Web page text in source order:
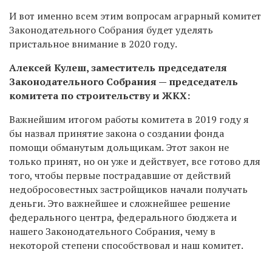
И вот именно всем этим вопросам аграрный комитет
Законодательного Собрания будет уделять
пристальное внимание в 2020 году.
Алексей Кулеш, заместитель председателя
Законодательного Собрания — председатель
комитета по строительству и ЖКХ:
Важнейшим итогом работы комитета в 2019 году я
бы назвал принятие закона о создании фонда
помощи обманутым дольщикам. Этот закон не
только принят, но он уже и действует, все готово для
того, чтобы первые пострадавшие от действий
недобросовестных застройщиков начали получать
деньги. Это важнейшее и сложнейшее решение
федерального центра, федерального бюджета и
нашего Законодательного Собрания, чему в
некоторой степени способствовал и наш комитет.